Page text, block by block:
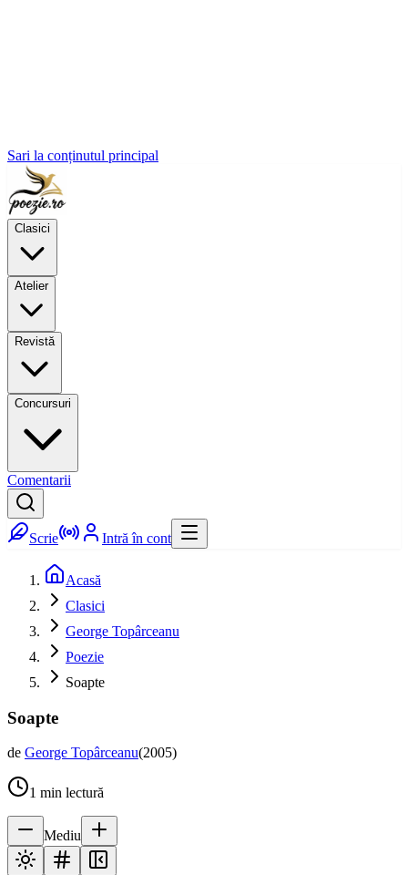
Sari la conținutul principal
Clasici
Atelier
Revistă
Concursuri
Comentarii
Scrie Intră în cont
Acasă
Clasici
George Topârceanu
Poezie
Soapte
Soapte
de George Topârceanu(2005)
1 min lectură
Mediu